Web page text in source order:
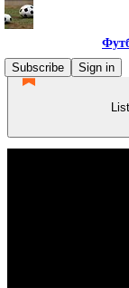
Subscribe
Sign in